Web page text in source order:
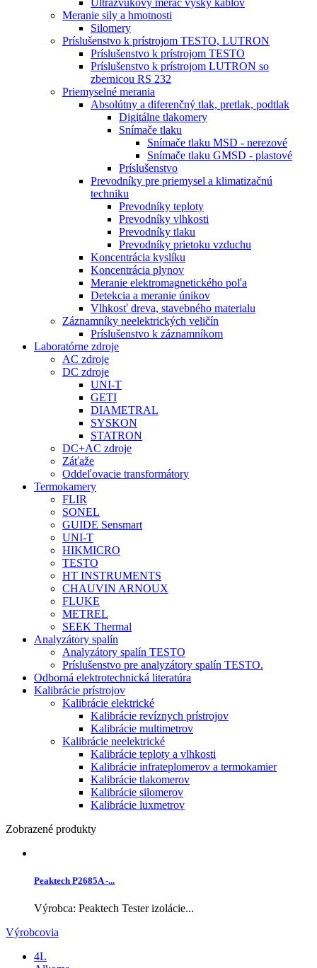
Meranie sily a hmotnosti
Silomery
Príslušenstvo k prístrojom TESTO, LUTRON
Príslušenstvo k prístrojom TESTO
Príslušenstvo k prístrojom LUTRON so
zbernicou RS 232
Priemyselné merania
Absolútny a diferenčný tlak, pretlak, podtlak
Digitálne tlakomery
Snímače tlaku
Snímače tlaku MSD - nerezové
Snímače tlaku GMSD - plastové
Príslušenstvo
Prevodníky pre priemysel a klimatizačnú
techniku
Prevodníky teploty
Prevodníky vlhkosti
Prevodníky tlaku
Prevodníky prietoku vzduchu
Koncentrácia kyslíku
Koncentrácia plynov
Meranie elektromagnetického poľa
Detekcia a meranie únikov
Vlhkosť dreva, stavebného materialu
Záznamníky neelektrických veličín
Príslušenstvo k záznamníkom
Laboratórne zdroje
AC zdroje
DC zdroje
UNI-T
GETI
DIAMETRAL
SYSKON
STATRON
DC+AC zdroje
Záťaže
Oddeľovacie transformátory
Termokamery
FLIR
SONEL
GUIDE Sensmart
UNI-T
HIKMICRO
TESTO
HT INSTRUMENTS
CHAUVIN ARNOUX
FLUKE
METREL
SEEK Thermal
Analyzátory spalín
Analyzátory spalín TESTO
Príslušenstvo pre analyzátory spalín TESTO.
Odborná elektrotechnická literatúra
Kalibrácie prístrojov
Kalibrácie elektrické
Kalibrácie revíznych prístrojov
Kalibrácie multimetrov
Kalibrácie neelektrické
Kalibrácie teploty a vlhkosti
Kalibrácie infrateplomerov a termokamier
Kalibrácie tlakomerov
Kalibrácie silomerov
Kalibrácie luxmetrov
Zobrazené produkty
Peaktech P2685A -...
Výrobca: Peaktech Tester izolácie...
Výrobcovia
4L